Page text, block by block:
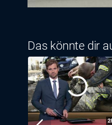
Das könnte dir